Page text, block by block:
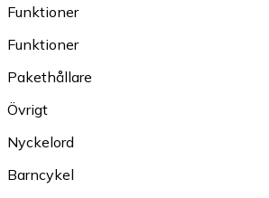
Funktioner
Funktioner
Pakethållare
Övrigt
Nyckelord
Barncykel